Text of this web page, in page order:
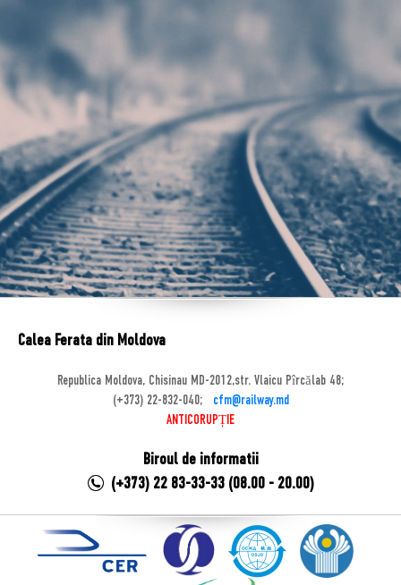
Calea Ferata din Moldova
Republica Moldova, Chisinau MD-2012,str. Vlaicu Pîrcălab 48;
(+373) 22-832-040;
cfm@railway.md
ANTICORUPȚIE
Biroul de informatii
(+373) 22 83-33-33 (08.00 - 20.00)